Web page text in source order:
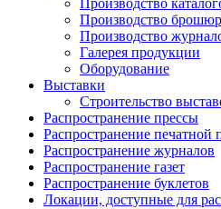
Производство
Производство брошюр
Производство
Галерея продукции
Оборудование
Выставки
Строительство
Распространение прессы
Распространение печатной
Распространение журналов
Распространение газет
Распространение буклетов
Локации, доступные для